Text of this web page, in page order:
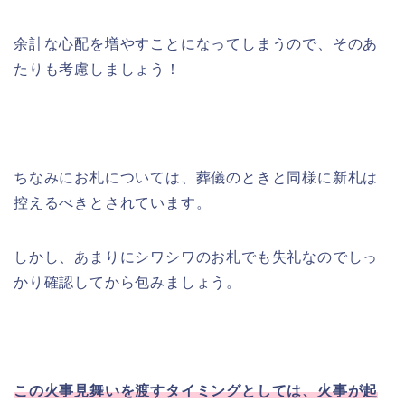
余計な心配を増やすことになってしまうので、そのあ
たりも考慮しましょう！
ちなみにお札については、葬儀のときと同様に新札は
控えるべきとされています。
しかし、あまりにシワシワのお札でも失礼なのでしっ
かり確認してから包みましょう。
この火事見舞いを渡すタイミングとしては、火事が起